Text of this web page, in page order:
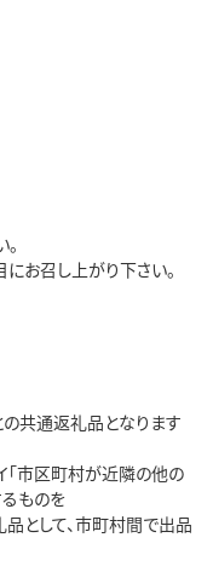
お召し上がり下さい。
の共通返礼品となります
市区町村が近隣の他の
ものを
として、市町村間で出品